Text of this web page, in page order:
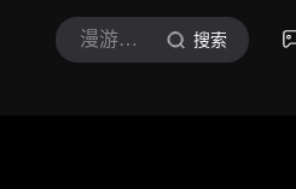
漫游者看片 搜索